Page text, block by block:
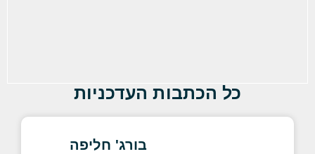
כל הכתבות העדכניות
בורג' חליפה